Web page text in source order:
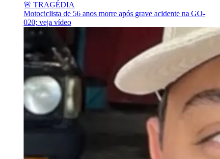
🚨 TRAGÉDIA
Motociclista de 56 anos morre após grave acidente na GO-
020; veja vídeo